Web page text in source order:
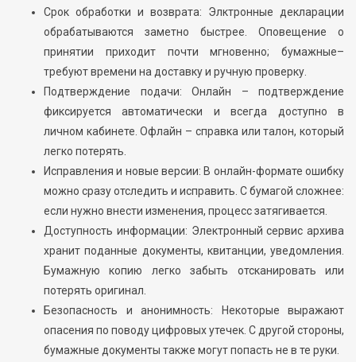
Срок обработки и возврата: Элктронные декларации
обрабатываются заметно быстрее. Оповещение о
принятии приходит почти мгновенно; бумажные–
требуют времени на доставку и ручную проверку.
Подтверждение подачи: Онлайн – подтверждение
фиксируется автоматически и всегда доступно в
личном кабинете. Офлайн – справка или талон, который
легко потерять.
Исправления и новые версии: В онлайн-формате ошибку
можно сразу отследить и исправить. С бумагой сложнее:
если нужно внести изменения, процесс затягивается.
Доступность информации: Электронный сервис архива
хранит поданные документы, квитанции, уведомления.
Бумажную копию легко забыть отсканировать или
потерять оригинал.
Безопасность и анонимность: Некоторые выражают
опасения по поводу цифровых утечек. С другой стороны,
бумажные документы также могут попасть не в те руки.